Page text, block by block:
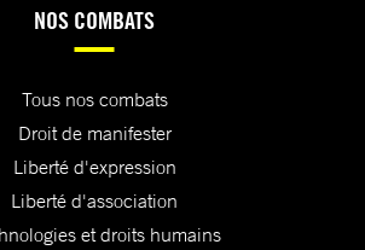
NOS COMBATS
Tous nos combats
Droit de manifester
Liberté d'expression
Liberté d'association
et droits humains